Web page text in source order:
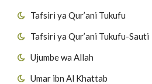
Tafsiri ya Qur’ani Tukufu
Tafsiri ya Qur’ani Tukufu-Sauti
Ujumbe wa Allah
Umar ibn Al Khattab